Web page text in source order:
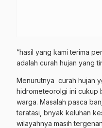
“hasil yang kami terima
adalah curah hujan yang
Menurutnya curah hujan
hidrometeorolgi ini cukup
warga. Masalah pasca
teratasi, bnyak keluhan
wilayahnya masih